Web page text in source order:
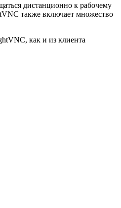
дистанционно к рабочему
также включает множество
как и из клиента